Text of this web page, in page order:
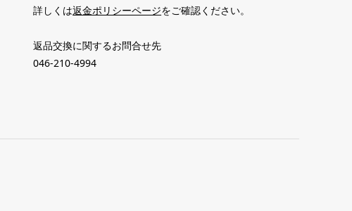
詳しくは返金ポリシーページをご確認ください。
返品交換に関するお問合せ先
046-210-4994